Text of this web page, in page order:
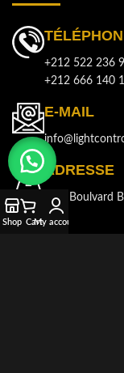
+212 522 236
+212 666 140
E-MAIL
ADRESSE
143, Boulvard
Shop CartMy account